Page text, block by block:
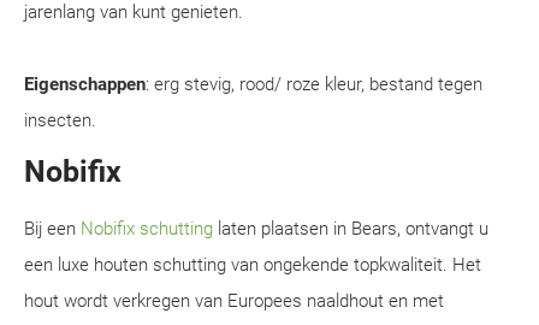
jarenlang van kunt genieten.
Eigenschappen: erg stevig, rood/ roze kleur, bestand tegen
insecten.
Nobifix
Bij een Nobifix schutting laten plaatsen in Bears, ontvangt u
een luxe houten schutting van ongekende topkwaliteit. Het
hout wordt verkregen van Europees naaldhout en met